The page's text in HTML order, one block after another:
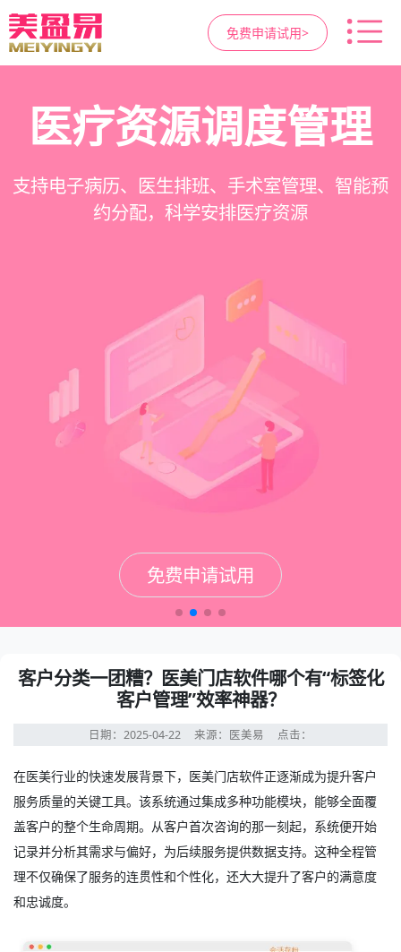
免费申请试用>
智慧医美管理系统
一站式解决医美机构预约、咨询、手术安排、会
员管理、财务核算全流程管理
免费申请试用
医疗资源调度管理
支持电子病历、医生排班、手术室管理、智能预
约分配，科学安排医疗资源
免费申请试用
高净值客户价值挖掘
支持客户分级管理、消费轨迹追踪、个性化方案
定制、实现客户长期价值挖掘
免费申请试用
营销与私域运营
提供小程序商城、私域scrm、项目套餐、裂变分
销多种营销工具，助力获客与转化
免费申请试用
客户分类一团糟？医美门店软件哪个有“标签化
客户管理”效率神器？
日期：2025-04-22 来源：医美易 点击：
在医美行业的快速发展背景下， 医美门店软件正逐渐成为提升客户
服务质量的关键工具。该系统通过集成多种功能模块，能够全面覆
盖客户的整个生命周期。从客户首次咨询的那一刻起，系统便开始
记录并分析其需求与偏好，为后续服务提供数据支持。这种全程管
理不仅确保了服务的连贯性和个性化，还大大提升了客户的满意度
和忠诚度。